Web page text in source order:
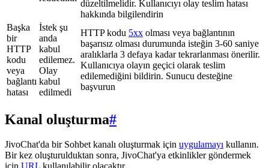
düzeltilmelidir. Kullanıcıyı olay teslim hatası
hakkında bilgilendirin
Başka
bir
HTTP
kodu
veya
bağlantı
hatası
İstek şu
anda
kabul
edilemez.
Olay
kabul
edilmedi
HTTP kodu 5xx olması veya bağlantının
başarısız olması durumunda isteğin 3-60 saniye
aralıklarla 3 defaya kadar tekrarlanması önerilir.
Kullanıcıya olayın geçici olarak teslim
edilemediğini bildirin. Sunucu desteğine
başvurun
Kanal oluşturma#
JivoChat'da bir Sohbet kanalı oluşturmak için uygulamayı kullanın.
Bir kez oluşturulduktan sonra, JivoChat'ya etkinlikler göndermek